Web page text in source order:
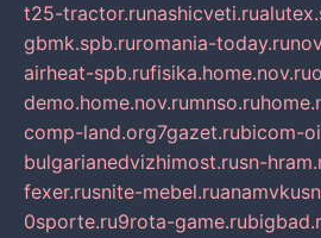
t25-tractor.runashicveti.ru
gbmk.spb.ruromania-today.ru
airheat-spb.rufisika.home.nov.ru
demo.home.nov.rumnso.ru
comp-land.org7gazet.rubicom-
bulgarianedvizhimost.rusn-
fexer.rusnite-mebel.ru
0sporte.ru9rota-game.ru